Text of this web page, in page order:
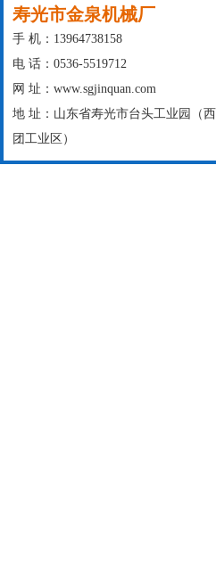
寿光市金泉机械厂
手 机：13964738158
电 话：0536-5519712
网 址：www.sgjinquan.com
地 址：山东省寿光市台头工业园（
团工业区）